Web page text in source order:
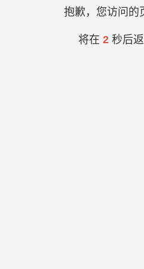
抱歉，您访问的
将在 2秒后返